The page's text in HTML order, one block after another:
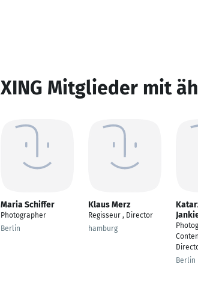
XING Mitglieder mit
Maria Schiffer
Photographer
Berlin
Klaus Merz
Regisseur , Director
hamburg
Berlin